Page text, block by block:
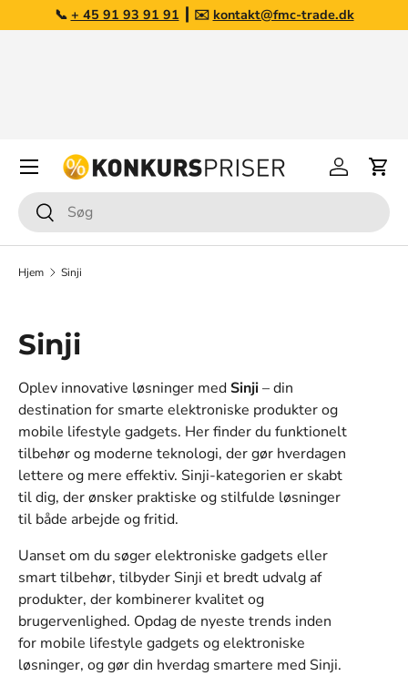
Gå til indhold
📞 + 45 91 93 91 91 ┃ ✉️ kontakt@fmc-trade.dk
Søg
Søg
Log påKurv
Menu
Hjem Sinji
Sinji
Oplev innovative løsninger medSinji– din
destination for smarte elektroniske produkter og
mobile lifestyle gadgets. Her finder du funktionelt
tilbehør og moderne teknologi, der gør hverdagen
lettere og mere effektiv. Sinji-kategorien er skabt
til dig, der ønsker praktiske og stilfulde løsninger
til både arbejde og fritid.
Uanset om du søger elektroniske gadgets eller
smart tilbehør, tilbyder Sinji et bredt udvalg af
produkter, der kombinerer kvalitet og
brugervenlighed. Opdag de nyeste trends inden
for mobile lifestyle gadgets og elektroniske
løsninger, og gør din hverdag smartere med Sinji.